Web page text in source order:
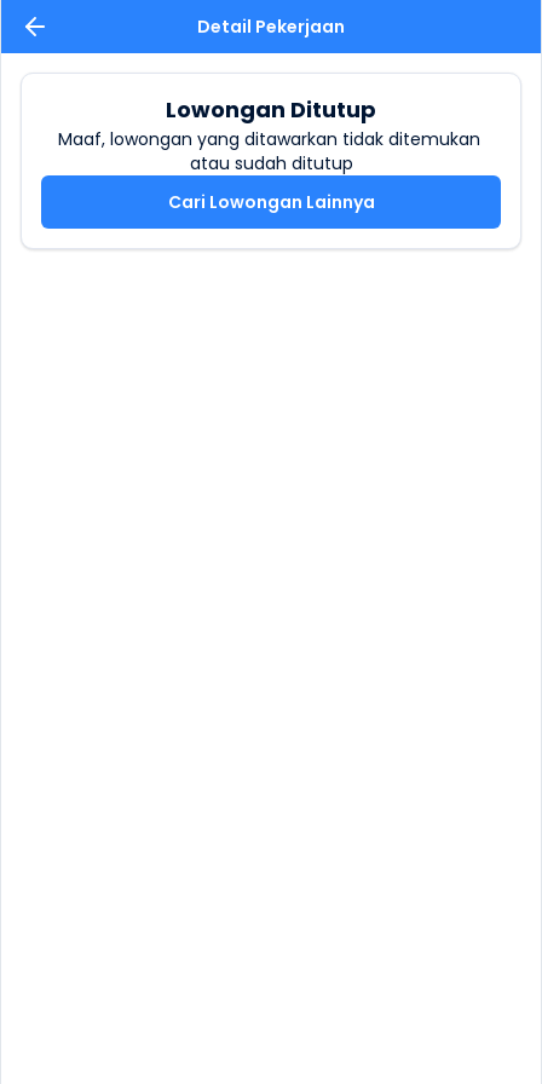
Detail Pekerjaan
Lowongan Ditutup
Maaf, lowongan yang ditawarkan tidak ditemukan
atau sudah ditutup
Cari Lowongan Lainnya